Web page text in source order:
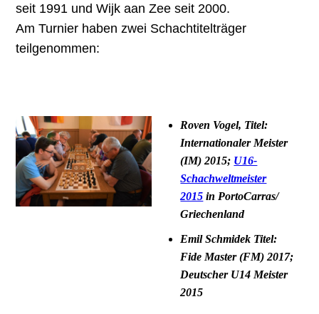
seit 1991 und Wijk aan Zee seit 2000.
Am Turnier haben zwei Schachtitelträger
teilgenommen:
Roven Vogel, Titel:
Internationaler Meister
(IM) 2015; U16-
Schachweltmeister
2015 in PortoCarras/
Griechenland
Emil Schmidek Titel:
Fide Master (FM) 2017;
Deutscher U14 Meister
2015